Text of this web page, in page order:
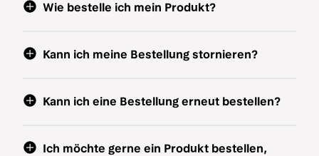
Wie bestelle ich mein Produkt?
Kann ich meine Bestellung stornieren?
Kann ich eine Bestellung erneut bestellen?
Ich möchte gerne ein Produkt bestellen,